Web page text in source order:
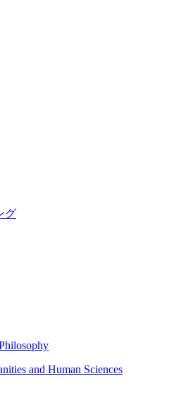
グ
and Human Sciences